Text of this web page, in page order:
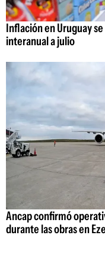
Inflación en Uruguay
interanual a julio
Ancap confirmó
durante las obras en